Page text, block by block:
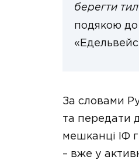
берегти
подякою
За словами
та передати
мешканці ІФ
– вже у